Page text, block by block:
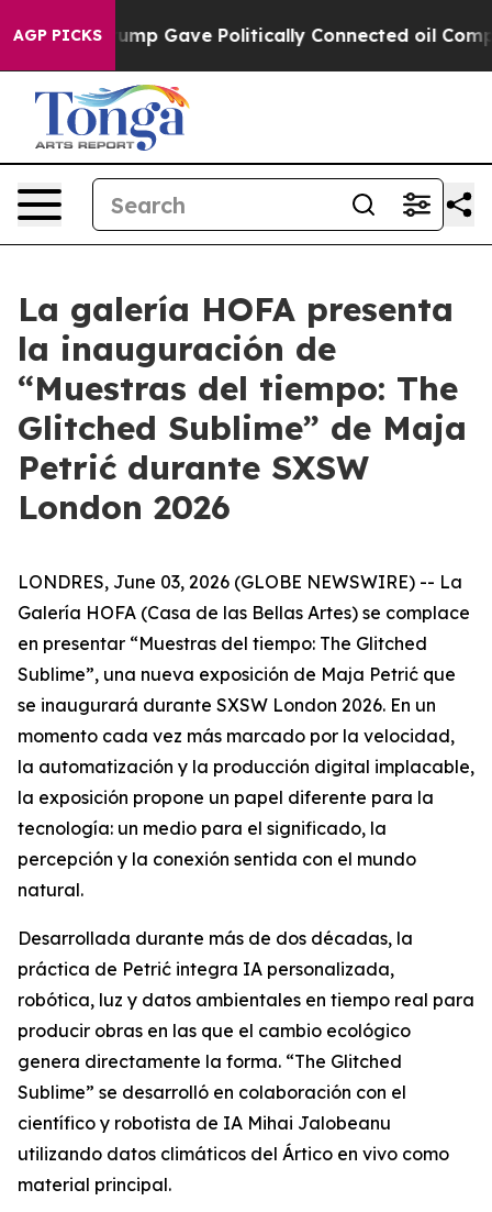
AGP PICKSTrump Gave Politically Connected oil
La galería HOFA presenta
la inauguración de
“Muestras del tiempo: The
Glitched Sublime” de Maja
Petrić durante SXSW
London 2026
LONDRES, June 03, 2026 (GLOBE NEWSWIRE) -- La
Galería HOFA (Casa de las Bellas Artes) se complace
en presentar “Muestras del tiempo: The Glitched
Sublime”, una nueva exposición de Maja Petrić que
se inaugurará durante SXSW London 2026. En un
momento cada vez más marcado por la velocidad,
la automatización y la producción digital implacable,
la exposición propone un papel diferente para la
tecnología: un medio para el significado, la
percepción y la conexión sentida con el mundo
natural.
Desarrollada durante más de dos décadas, la
práctica de Petrić integra IA personalizada,
robótica, luz y datos ambientales en tiempo real para
producir obras en las que el cambio ecológico
genera directamente la forma. “The Glitched
Sublime” se desarrolló en colaboración con el
científico y robotista de IA Mihai Jalobeanu
utilizando datos climáticos del Ártico en vivo como
material principal.